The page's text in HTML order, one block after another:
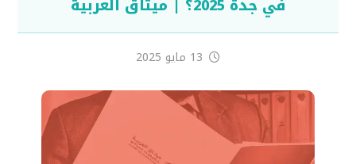
في جدة 2025؟ | ميثاق العربية
13 مايو 2025